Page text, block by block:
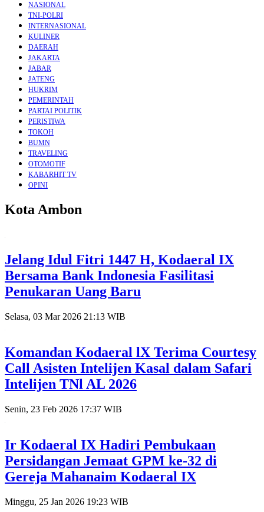
NASIONAL
TNI-POLRI
INTERNASIONAL
KULINER
DAERAH
JAKARTA
JABAR
JATENG
HUKRIM
PEMERINTAH
PARTAI POLITIK
PERISTIWA
TOKOH
BUMN
TRAVELING
OTOMOTIF
KABARHIT TV
OPINI
Kota Ambon
Jelang Idul Fitri 1447 H, Kodaeral IX
Bersama Bank Indonesia Fasilitasi
Penukaran Uang Baru
Selasa, 03 Mar 2026 21:13 WIB
Komandan Kodaeral lX Terima Courtesy
Call Asisten Intelijen Kasal dalam Safari
Intelijen TNl AL 2026
Senin, 23 Feb 2026 17:37 WIB
Ir Kodaeral IX Hadiri Pembukaan
Persidangan Jemaat GPM ke-32 di
Gereja Mahanaim Kodaeral IX
Minggu, 25 Jan 2026 19:23 WIB